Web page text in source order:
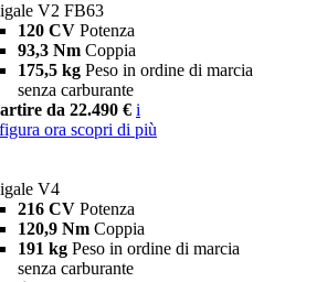
V2 FB63
120 CV Potenza
93,3 Nm Coppia
175,5 kg Peso in ordine di marcia
senza carburante
da 22.490 € i
ora scopri di più
V4
216 CV Potenza
120,9 Nm Coppia
191 kg Peso in ordine di marcia
senza carburante